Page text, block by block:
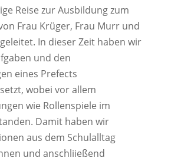
Reise zur Ausbildung zum
Frau Krüger, Frau Murr und
In dieser Zeit haben wir
und den
eines Prefects
wobei vor allem
wie Rollenspiele im
Damit haben wir
aus dem Schulalltag
und anschliießend